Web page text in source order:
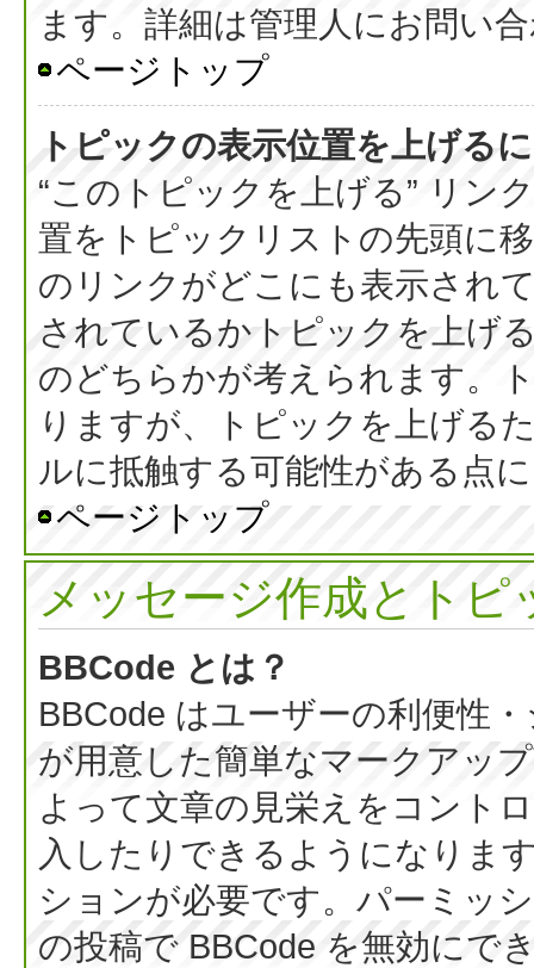
ます。詳細は管理人にお問い
ページトップ
トピックの表示位置を上げる
“このトピックを上げる” リン
置をトピックリストの先頭に
のリンクがどこにも表示され
されているかトピックを上げ
のどちらかが考えられます。
りますが、トピックを上げる
ルに抵触する可能性がある点
ページトップ
メッセージ作成とトピ
BBCode とは？
BBCode はユーザーの利便性
が用意した簡単なマークアッ
よって文章の見栄えをコント
入したりできるようになりま
ションが必要です。パーミッ
の投稿で BBCode を無効にで